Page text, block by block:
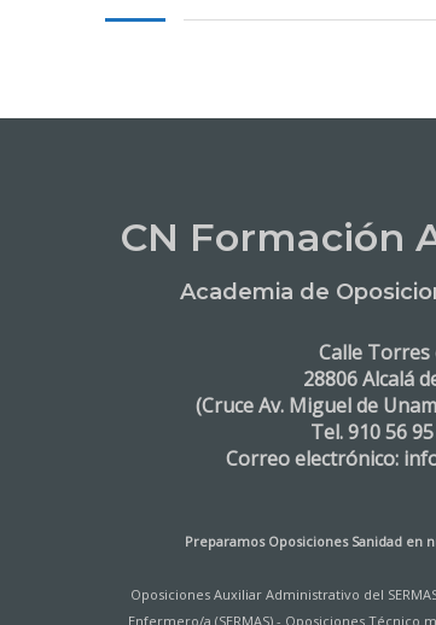
CN Formación
Academia de
Calle Torres
28806 Alcalá
(Cruce Av. Miguel de
Tel. 910 56
Correo electrónico:
Preparamos Oposiciones Sanidad en
Oposiciones Auxiliar Administrativo del
Enfermero/a (SERMAS)- Oposiciones Técnico